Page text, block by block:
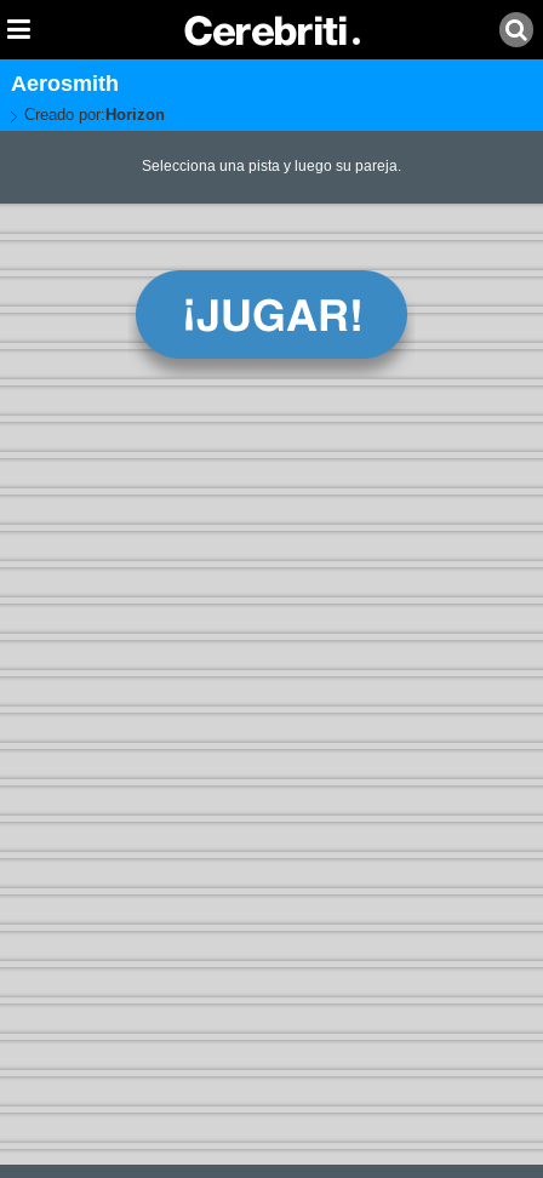
Aerosmith
Creado por: Horizon
Selecciona una pista y luego su pareja.